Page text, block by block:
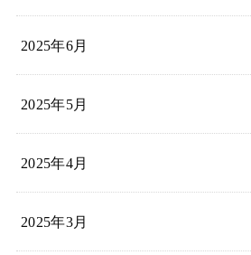
2025年6月
2025年5月
2025年4月
2025年3月